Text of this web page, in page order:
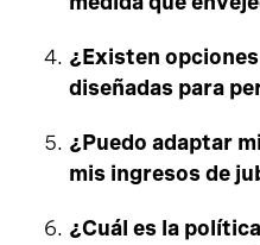
¿Existen
diseñadas para
¿Puedo adaptar
mis ingresos de
¿Cuál es la